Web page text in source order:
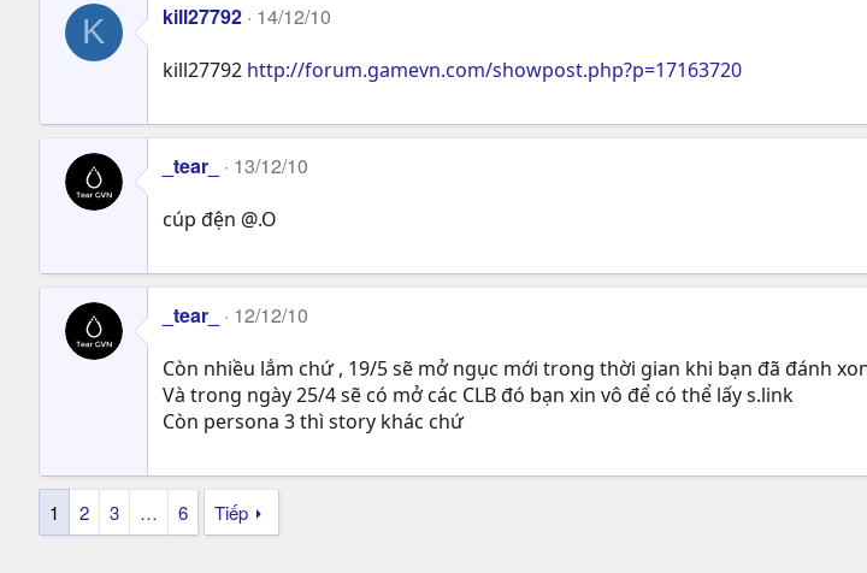
K kill27792 14/12/10
kill27792 http://forum.gamevn.com/showpost.php?p=17163720
_tear_ 13/12/10
cúp đện @.O
_tear_ 12/12/10
Còn nhiều lắm chứ , 19/5 sẽ mở ngục mới trong thời gian khi bạn đã đánh
Và trong ngày 25/4 sẽ có mở các CLB đó bạn xin vô để có thể lấy s.link
Còn persona 3 thì story khác chứ
1 2 3 … 6 Tiếp